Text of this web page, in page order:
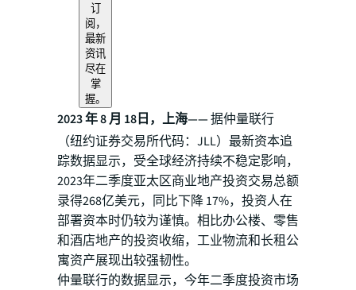
订
阅，
最新
资讯
尽在
掌
握。
2023 年 8 月 18日，上海——据仲量联行
（纽约证券交易所代码：JLL）最新资本追
踪数据显示，受全球经济持续不稳定影响，
2023年二季度亚太区商业地产投资交易总额
录得268亿美元，同比下降 17%，投资人在
部署资本时仍较为谨慎。相比办公楼、零售
和酒店地产的投资收缩，工业物流和长租公
寓资产展现出较强韧性。
仲量联行的数据显示，今年二季度投资市场